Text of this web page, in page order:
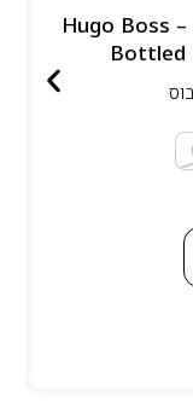
הוגו בוס בוטלד ביונד לאישה אדפ – Hugo Boss